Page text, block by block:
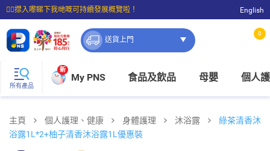
☝🏼㩒入嚟睇下我哋嘅可持續發展概覽啦！
⭐購物滿$399即享免費送貨；滿$100即可免費店取。
English
送貨上門
0
所有產品
新
My PNS 食品及飲品 母嬰 個人
主頁 個人護理、健康 身體護理 沐浴露
綠茶清香沐
浴露1L*2+柚子清香沐浴露1L優惠裝